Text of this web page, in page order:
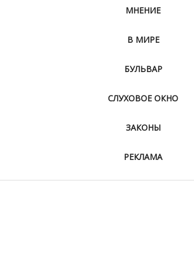
МНЕНИЕ
В МИРЕ
БУЛЬВАР
СЛУХОВОЕ ОКНО
ЗАКОНЫ
РЕКЛАМА